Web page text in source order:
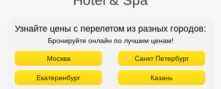
Узнайте цены с перелетом из разных городов:
Бронируйте онлайн по лучшим ценам!
Москва Санкт Петербург
Екатеринбург Казань